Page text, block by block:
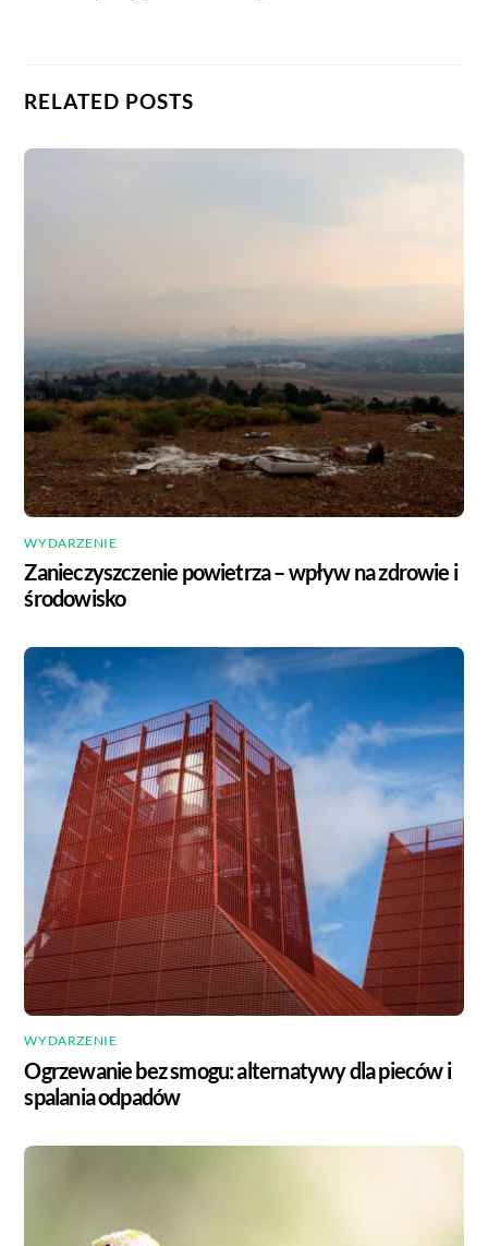
RELATED POSTS
WYDARZENIE
Zanieczyszczenie powietrza – wpływ na zdrowie i
środowisko
WYDARZENIE
Ogrzewanie bez smogu: alternatywy dla pieców i
spalania odpadów